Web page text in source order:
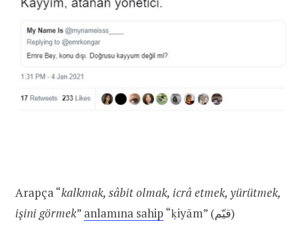
Arapça “kalkmak, sâbit olmak, icrâ etmek, yürütmek,
işini görmek” anlamına sahip “ḳiyām” (ﻗﻴّﻢ)